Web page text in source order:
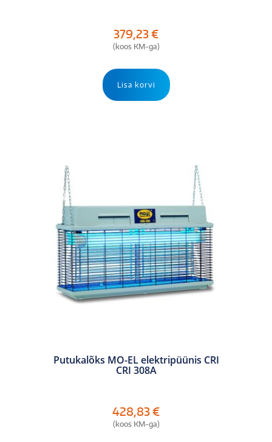
379,23€
(koos KM-ga)
Lisa korvi
Putukalõks MO-EL elektripüünis CRI
CRI 308A
428,83€
(koos KM-ga)